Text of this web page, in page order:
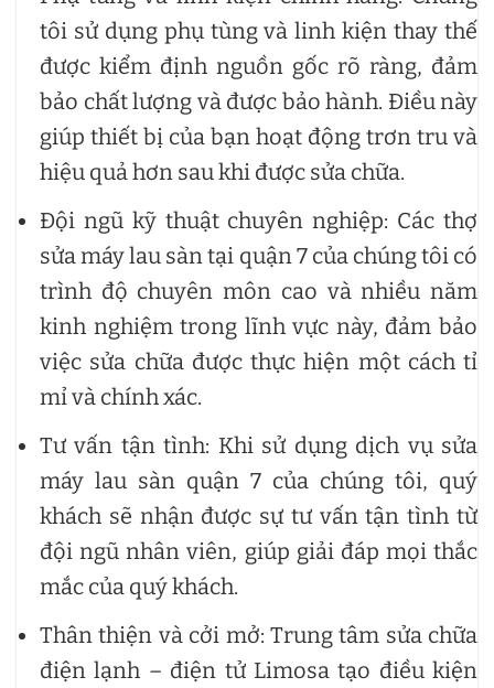
tôi sử dụng phụ tùng và linh kiện thay thế
được kiểm định nguồn gốc rõ ràng, đảm
bảo chất lượng và được bảo hành. Điều này
giúp thiết bị của bạn hoạt động trơn tru và
hiệu quả hơn sau khi được sửa chữa.
Đội ngũ kỹ thuật chuyên nghiệp: Các thợ
sửa máy lau sàn tại quận 7 của chúng tôi có
trình độ chuyên môn cao và nhiều năm
kinh nghiệm trong lĩnh vực này, đảm bảo
việc sửa chữa được thực hiện một cách tỉ
mỉ và chính xác.
Tư vấn tận tình: Khi sử dụng dịch vụ sửa
máy lau sàn quận 7 của chúng tôi, quý
khách sẽ nhận được sự tư vấn tận tình từ
đội ngũ nhân viên, giúp giải đáp mọi thắc
mắc của quý khách.
Thân thiện và cởi mở: Trung tâm sửa chữa
điện lạnh – điện tử Limosa tạo điều kiện